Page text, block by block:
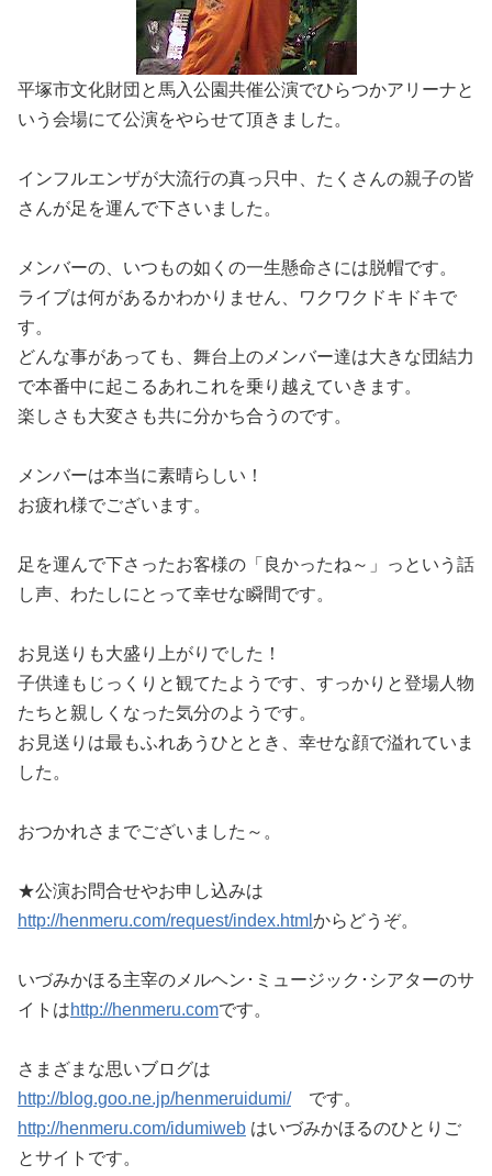
平塚市文化財団と馬入公園共催公演でひらつかアリーナと
いう会場にて公演をやらせて頂きました。
インフルエンザが大流行の真っ只中、たくさんの親子の皆
さんが足を運んで下さいました。
メンバーの、いつもの如くの一生懸命さには脱帽です。
ライブは何があるかわかりません、ワクワクドキドキで
す。
どんな事があっても、舞台上のメンバー達は大きな団結力
で本番中に起こるあれこれを乗り越えていきます。
楽しさも大変さも共に分かち合うのです。
メンバーは本当に素晴らしい！
お疲れ様でございます。
足を運んで下さったお客様の「良かったね～」っという話
し声、わたしにとって幸せな瞬間です。
お見送りも大盛り上がりでした！
子供達もじっくりと観てたようです、すっかりと登場人物
たちと親しくなった気分のようです。
お見送りは最もふれあうひととき、幸せな顔で溢れていま
した。
おつかれさまでございました～。
★公演お問合せやお申し込みは
http://henmeru.com/request/index.html からどうぞ。
いづみかほる主宰のメルヘン･ミュージック･シアターのサ
イトはhttp://henmeru.comです。
さまざまな思いブログは
http://blog.goo.ne.jp/henmeruidumi/です。
http://henmeru.com/idumiweb はいづみかほるのひとりご
とサイトです。